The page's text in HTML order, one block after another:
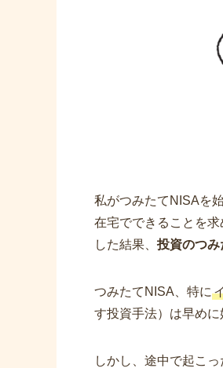
私がつみたてNISAを
在宅でできることを
した結果、 投資のつ
つみたてNISA、特に
す投資手法）は早め
しかし、途中で起こっ